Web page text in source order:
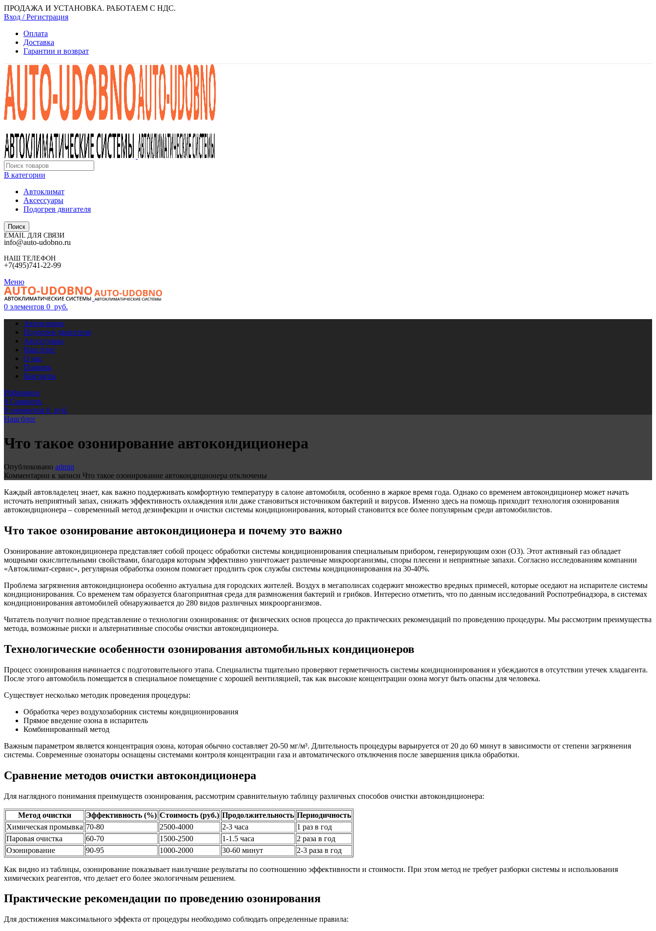
ПРОДАЖА И УСТАНОВКА. РАБОТАЕМ С НДС.
Вход / Регистрация
Оплата
Доставка
Гарантии и возврат
В категории
Автоклимат
Аксессуары
Подогрев двигателя
Поиск
EMAIL ДЛЯ СВЯЗИ
info@auto-udobno.ru
НАШ ТЕЛЕФОН
+7(495)741-22-99
Меню
0 элементов 0 руб.
Автоклимат
Подогрев двигателя
Аксессуары
Наш блог
О нас
Помощь
Контакты
Избранное
0 Сравнить
0 элементов 0 руб.
Наш блог
Что такое озонирование автокондиционера
Опубликовано admin
Комментарии к записи Что такое озонирование автокондиционера отключены
Каждый автовладелец знает, как важно поддерживать комфортную температуру в салоне автомобиля, особенно в жаркое время года. Однако со временем автокондиционер может начать
источать неприятный запах, снижать эффективность охлаждения или даже становиться источником бактерий и вирусов. Именно здесь на помощь приходит технология озонирования
автокондиционера – современный метод дезинфекции и очистки системы кондиционирования, который становится все более популярным среди автомобилистов.
Что такое озонирование автокондиционера и почему это важно
Озонирование автокондиционера представляет собой процесс обработки системы кондиционирования специальным прибором, генерирующим озон (O3). Этот активный газ обладает
мощными окислительными свойствами, благодаря которым эффективно уничтожает различные микроорганизмы, споры плесени и неприятные запахи. Согласно исследованиям компании
«Автоклимат-сервис», регулярная обработка озоном помогает продлить срок службы системы кондиционирования на 30-40%.
Проблема загрязнения автокондиционера особенно актуальна для городских жителей. Воздух в мегаполисах содержит множество вредных примесей, которые оседают на испарителе системы
кондиционирования. Со временем там образуется благоприятная среда для размножения бактерий и грибков. Интересно отметить, что по данным исследований Роспотребнадзора, в системах
кондиционирования автомобилей обнаруживается до 280 видов различных микроорганизмов.
Читатель получит полное представление о технологии озонирования: от физических основ процесса до практических рекомендаций по проведению процедуры. Мы рассмотрим преимущества
метода, возможные риски и альтернативные способы очистки автокондиционера.
Технологические особенности озонирования автомобильных кондиционеров
Процесс озонирования начинается с подготовительного этапа. Специалисты тщательно проверяют герметичность системы кондиционирования и убеждаются в отсутствии утечек хладагента.
После этого автомобиль помещается в специальное помещение с хорошей вентиляцией, так как высокие концентрации озона могут быть опасны для человека.
Существует несколько методик проведения процедуры:
Обработка через воздухозаборник системы кондиционирования
Прямое введение озона в испаритель
Комбинированный метод
Важным параметром является концентрация озона, которая обычно составляет 20-50 мг/м³. Длительность процедуры варьируется от 20 до 60 минут в зависимости от степени загрязнения
системы. Современные озонаторы оснащены системами контроля концентрации газа и автоматического отключения после завершения цикла обработки.
Сравнение методов очистки автокондиционера
Для наглядного понимания преимуществ озонирования, рассмотрим сравнительную таблицу различных способов очистки автокондиционера:
Метод очистки Эффективность (%) Стоимость (руб.) Продолжительность Периодичность
Химическая промывка 70-80 2500-4000 2-3 часа
1 раз в год
Паровая очистка
60-70 1500-2500 1-1.5 часа
2 раза в год
Озонирование
90-95 1000-2000 30-60 минут 2-3 раза в год
Как видно из таблицы, озонирование показывает наилучшие результаты по соотношению эффективности и стоимости. При этом метод не требует разборки системы и использования
химических реагентов, что делает его более экологичным решением.
Практические рекомендации по проведению озонирования
Для достижения максимального эффекта от процедуры необходимо соблюдать определенные правила: